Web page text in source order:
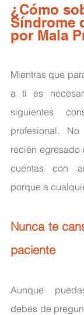
¿Cómo
Síndrome
por Mala
Mientras que
a ti es
siguientes
profesional.
recién egresado
cuentas con
porque a
Nunca te
paciente
Aunque
debes de